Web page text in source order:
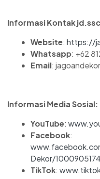
Informasi Kontak
Website: https://
Whatsapp: +62
Email:
Informasi Media Sosial:
YouTube:
Facebook:
Dekor/
TikTok: